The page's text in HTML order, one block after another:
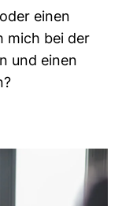
einen
mich bei der
und einen